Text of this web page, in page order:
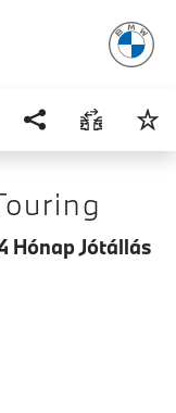
Hónap Jótállás